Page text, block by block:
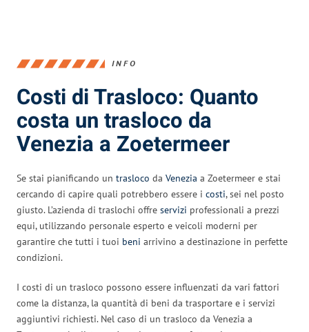
INFO
Costi di Trasloco: Quanto
costa un trasloco da
Venezia a Zoetermeer
Se stai pianificando un trasloco da Venezia a Zoetermeer e stai
cercando di capire quali potrebbero essere i costi, sei nel posto
giusto. L’azienda di traslochi offre servizi professionali a prezzi
equi, utilizzando personale esperto e veicoli moderni per
garantire che tutti i tuoi beni arrivino a destinazione in perfette
condizioni.
I costi di un trasloco possono essere influenzati da vari fattori
come la distanza, la quantità di beni da trasportare e i servizi
aggiuntivi richiesti. Nel caso di un trasloco da Venezia a